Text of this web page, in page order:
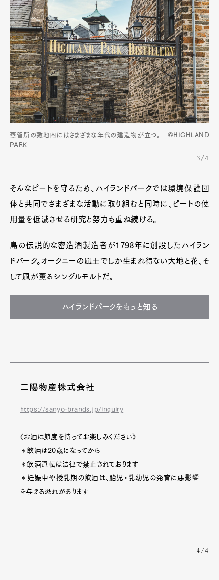
蒸留所の敷地内にはさまざまな年代の建造物が立つ。 ©HIGHLAND
PARK
3/4
そんなピートを守るため、ハイランドパークでは環境保護団
体と共同でさまざまな活動に取り組むと同時に、ピートの使
用量を低減させる研究と努力も重ね続ける。
島の伝説的な密造酒製造者が1798年に創設したハイラン
ドパーク。オークニーの風土でしか生まれ得ない大地と花、そ
して風が薫るシングルモルトだ。
ハイランドパークをもっと知る
三陽物産株式会社
https://sanyo-brands.jp/inquiry
《お酒は節度を持ってお楽しみください》
＊飲酒は20歳になってから
＊飲酒運転は法律で禁止されております
＊妊娠中や授乳期の飲酒は、胎児・乳幼児の発育に悪影響
を与える恐れがあります
4/4